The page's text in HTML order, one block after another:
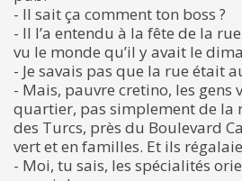
- Il sait ça comment ton boss ?
- Il l’a entendu à la fête de la
vu le monde qu’il y avait le
- Je savais pas que la rue était
- Mais, pauvre cretino, les gens
quartier, pas simplement de la
des Turcs, près du Boulevard
vert et en familles. Et ils
- Moi, tu sais, les spécialités